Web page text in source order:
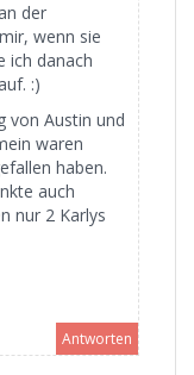
der
wenn sie
ich danach
:)
von Austin und
waren
haben.
auch
nur 2 Karlys
Antworten